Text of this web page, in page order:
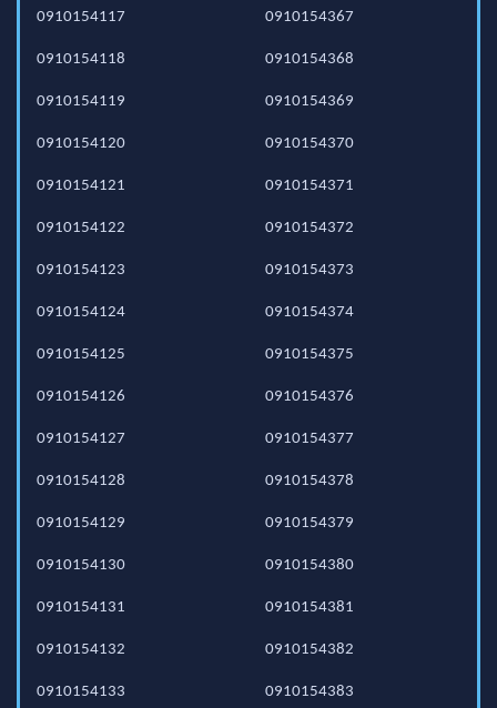
0910154117
0910154118
0910154119
0910154120
0910154121
0910154122
0910154123
0910154124
0910154125
0910154126
0910154127
0910154128
0910154129
0910154130
0910154131
0910154132
0910154133
0910154367
0910154368
0910154369
0910154370
0910154371
0910154372
0910154373
0910154374
0910154375
0910154376
0910154377
0910154378
0910154379
0910154380
0910154381
0910154382
0910154383